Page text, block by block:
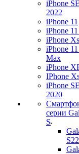
iPhone SE
2022
iPhone 11
iPhone
iPhone
iPhone
Max
iPhone
IPhone
iPhone SE
2020
серии
S
S22